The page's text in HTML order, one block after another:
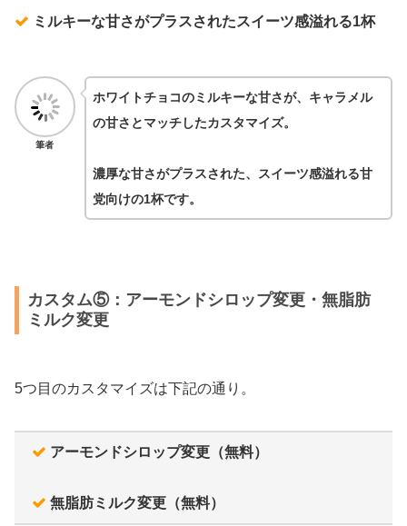
ミルキーな甘さがプラスされたスイーツ感溢れる1杯
筆者
ホワイトチョコのミルキーな甘さが、キャラメル
の甘さとマッチしたカスタマイズ。
濃厚な甘さがプラスされた、スイーツ感溢れる甘
党向けの1杯です。
カスタム⑤：アーモンドシロップ変更・無脂肪
ミルク変更
5つ目のカスタマイズは下記の通り。
アーモンドシロップ変更（無料）
無脂肪ミルク変更（無料）